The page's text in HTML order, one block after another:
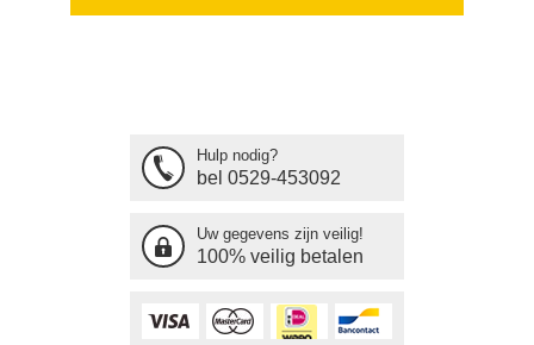
Hulp nodig?
bel 0529-453092
Uw gegevens zijn veilig!
100% veilig betalen